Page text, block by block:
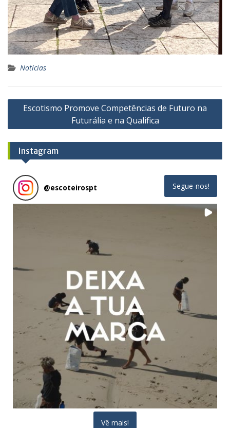
Notícias
Navegação
artigos
Escotismo Promove Competências de Futuro na
Futurália e na Qualifica
Instagram
@escoteirospt Segue-nos!
Vê mais!